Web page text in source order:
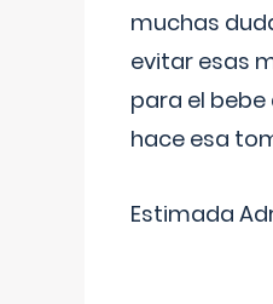
muchas
evitar esas
para el
hace esa
Estimada